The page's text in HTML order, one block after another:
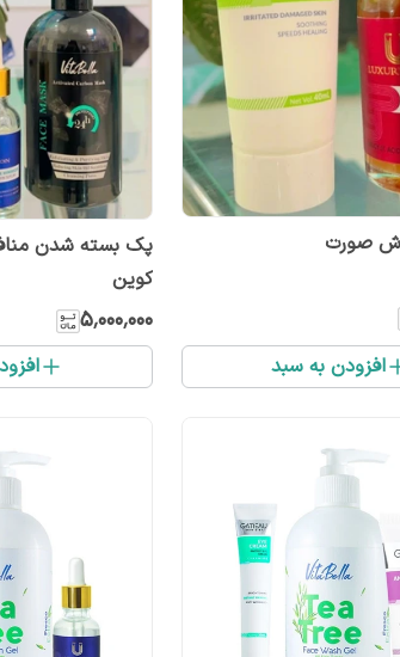
صورت
افزودن به سبد
پک بسته شدن
کوین
۵٬۰۰۰٬۰۰۰